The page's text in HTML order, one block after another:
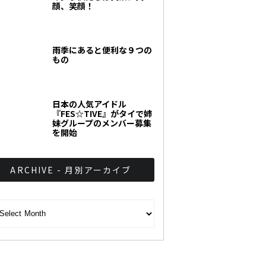
顔、笑顔！
雨季にあると便利な９つの
もの
日本の人気アイドル
『FES☆TIVE』がタイで姉
妹グループのメンバー募集
を開始
ARCHIVE - 月別アーカイブ